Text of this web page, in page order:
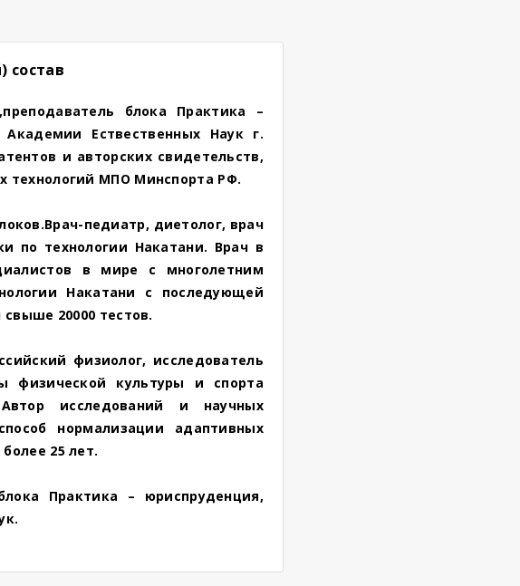
состав
преподаватель блока Практика –
Ествественных Наук г.
и авторских свидетельств,
технологий МПО Минспорта РФ.
педиатр, диетолог, врач
по технологии Накатани. Врач в
в мире с многолетним
Накатани с последующей
20000 тестов.
физиолог, исследователь
физической культуры и спорта
Автор исследований и научных
нормализации адаптивных
25 лет.
Практика – юриспруденция,